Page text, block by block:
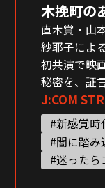
木挽町の
直木賞・山
紗耶子によ
初共演で映
秘密を、証
リー時代劇
J:COM
#新感覚時
#闇に踏み
#迷ったら